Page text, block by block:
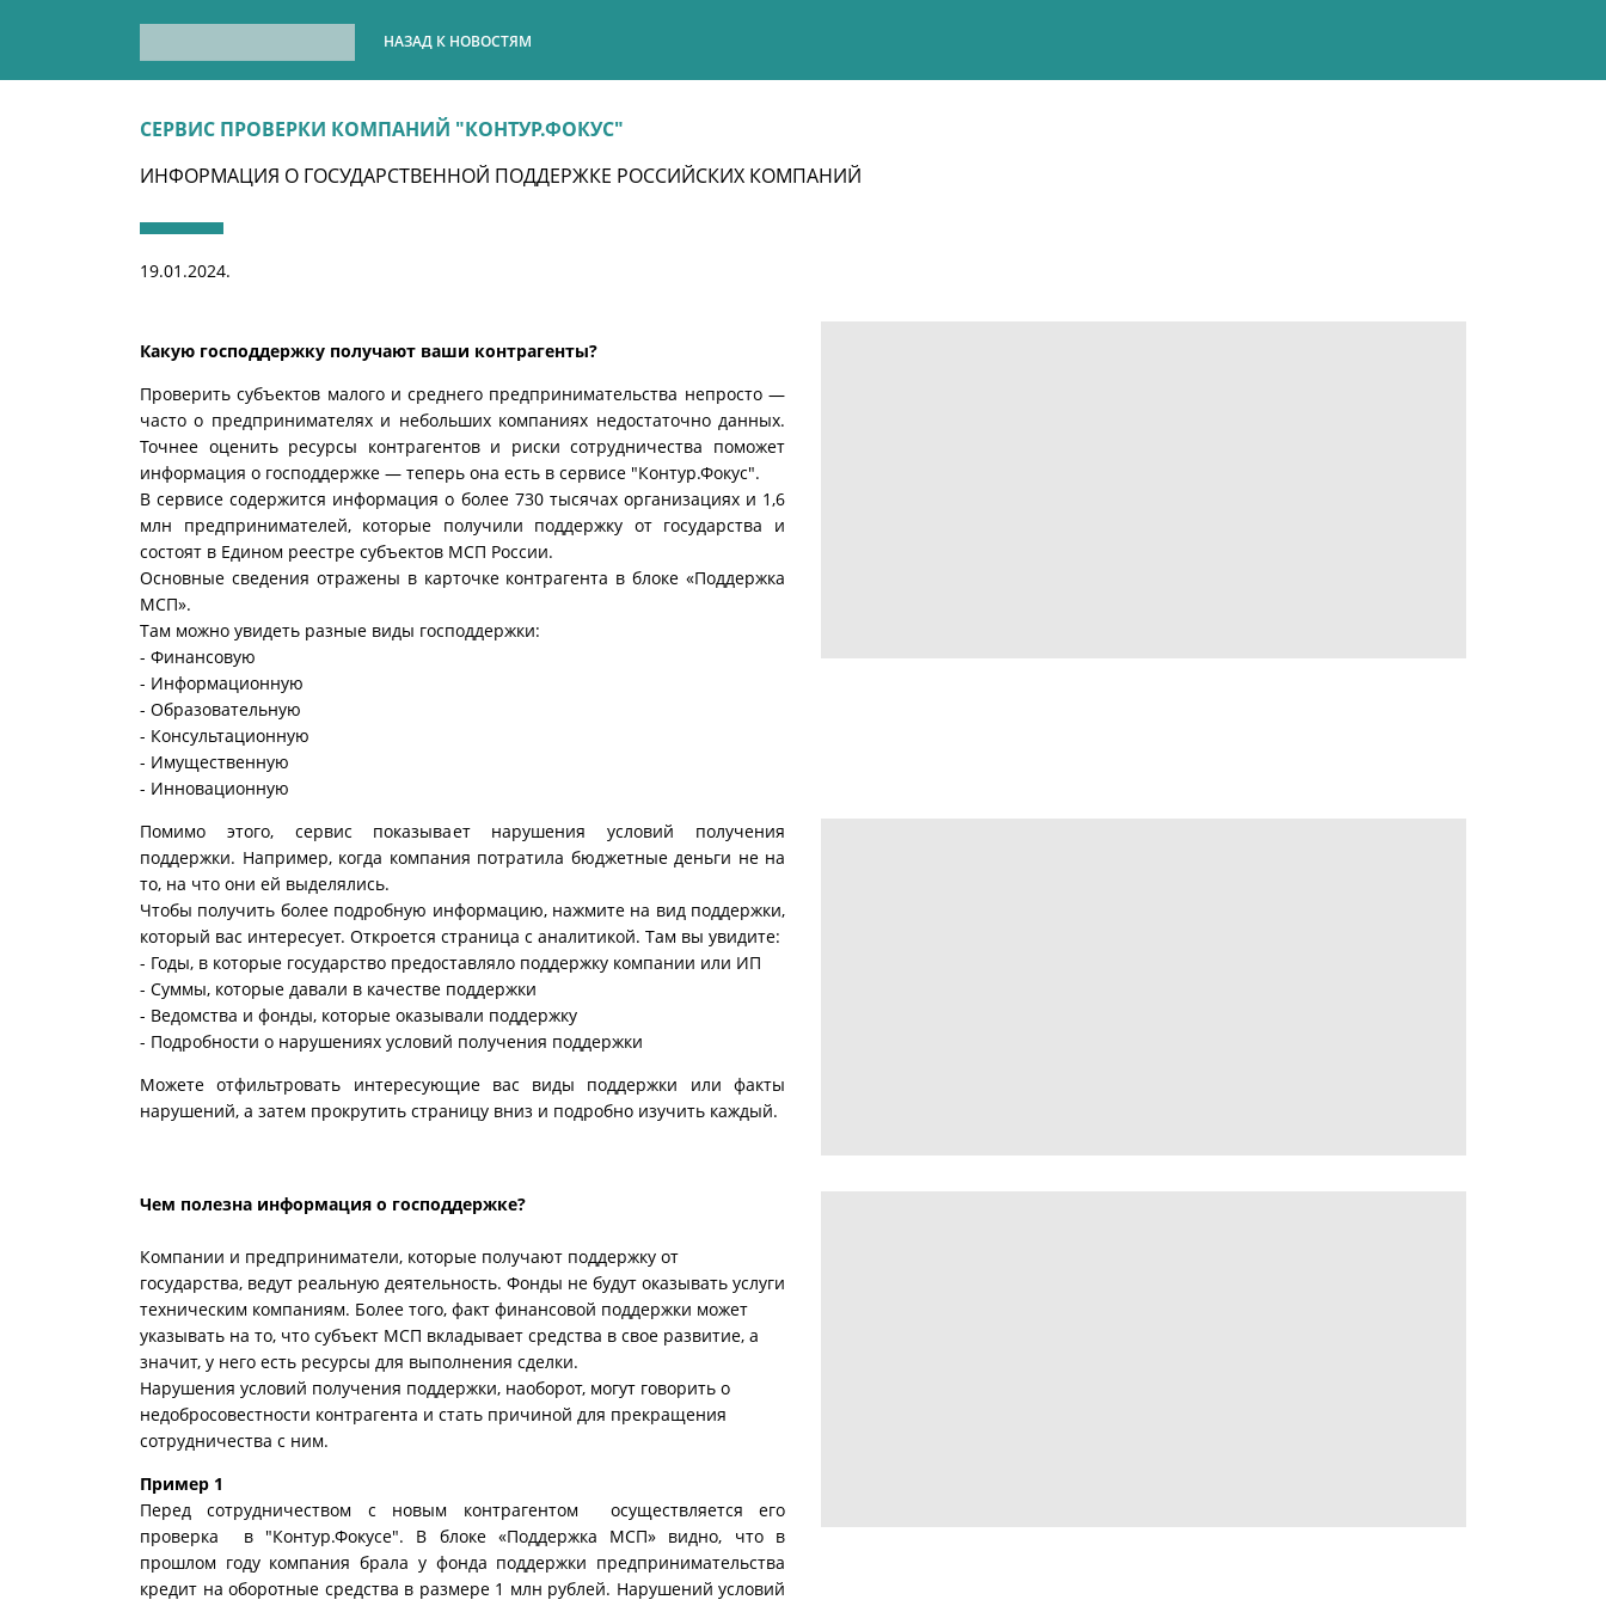
НАЗАД К НОВОСТЯМ
СЕРВИС ПРОВЕРКИ КОМПАНИЙ "КОНТУР.ФОКУС"
ИНФОРМАЦИЯ О ГОСУДАРСТВЕННОЙ ПОДДЕРЖКЕ РОССИЙСКИХ КОМПАНИЙ
19.01.2024.
Какую господдержку получают ваши контрагенты?
Проверить субъектов малого и среднего предпринимательства непросто —
часто о предпринимателях и небольших компаниях недостаточно данных.
Точнее оценить ресурсы контрагентов и риски сотрудничества поможет
информация о господдержке — теперь она есть в сервисе "Контур.Фокус".
В сервисе содержится информация о более 730 тысячах организациях и 1,6
млн предпринимателей, которые получили поддержку от государства и
состоят в Едином реестре субъектов МСП России.
Основные сведения отражены в карточке контрагента в блоке «Поддержка
МСП».
Там можно увидеть разные виды господдержки:
- Финансовую
- Информационную
- Образовательную
- Консультационную
- Имущественную
- Инновационную
Помимо этого, сервис показывает нарушения условий получения
поддержки. Например, когда компания потратила бюджетные деньги не на
то, на что они ей выделялись.
Чтобы получить более подробную информацию, нажмите на вид поддержки,
который вас интересует. Откроется страница с аналитикой. Там вы увидите:
- Годы, в которые государство предоставляло поддержку компании или ИП
- Суммы, которые давали в качестве поддержки
- Ведомства и фонды, которые оказывали поддержку
- Подробности о нарушениях условий получения поддержки
Можете отфильтровать интересующие вас виды поддержки или факты
нарушений, а затем прокрутить страницу вниз и подробно изучить каждый.
Чем полезна информация о господдержке?
Компании и предприниматели, которые получают поддержку от
государства, ведут реальную деятельность. Фонды не будут оказывать услуги
техническим компаниям. Более того, факт финансовой поддержки может
указывать на то, что субъект МСП вкладывает средства в свое развитие, а
значит, у него есть ресурсы для выполнения сделки.
Нарушения условий получения поддержки, наоборот, могут говорить о
недобросовестности контрагента и стать причиной для прекращения
сотрудничества с ним.
Пример 1
Перед сотрудничеством с новым контрагентом осуществляется его
проверка в "Контур.Фокусе". В блоке «Поддержка МСП» видно, что в
прошлом году компания брала у фонда поддержки предпринимательства
кредит на оборотные средства в размере 1 млн рублей. Нарушений условий